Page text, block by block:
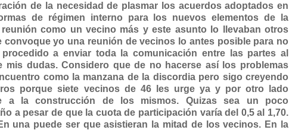
de la necesidad de plasmar los acuerdos adoptados en
de régimen interno para los nuevos elementos de la
como un vecino más y este asunto lo llevaban otros
yo una reunión de vecinos lo antes posible para no
a enviar toda la comunicación entre las partes al
dudas. Considero que de no hacerse así los problemas
como la manzana de la discordia pero sigo creyendo
porque siete vecinos de 46 les urge ya y por otro lado
a la construcción de los mismos. Quizas sea un poco
a pesar de que la cuota de participación varía del 0,5 al 1,70.
una puede ser que asistieran la mitad de los vecinos. En la